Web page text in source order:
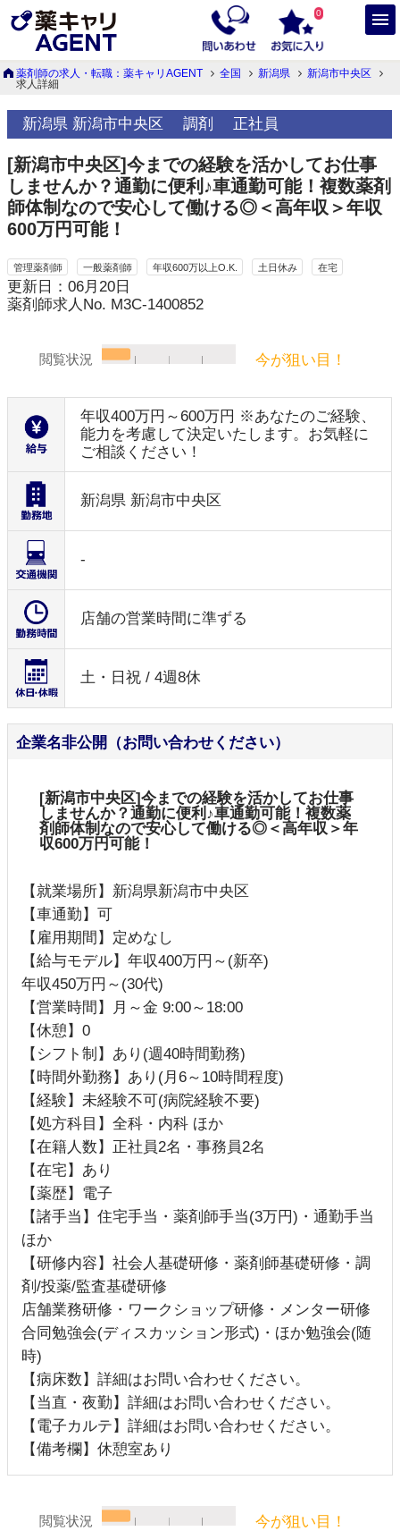
0
薬剤師の求人・転職：薬キャリAGENT 全国 新潟県
新潟市中央区
求人詳細
新潟県 新潟市中央区 調剤 正社員
[新潟市中央区]今までの経験を活かしてお仕事
しませんか？通勤に便利♪車通勤可能！複数薬剤
師体制なので安心して働ける◎＜高年収＞年収
600万円可能！
管理薬剤師 一般薬剤師 年収600万以上O.K. 土日休み 在宅
更新日：06月20日
薬剤師求人No. M3C-1400852
閲覧状況 今が狙い目！
年収400万円～600万円 ※あなたのご経験、
能力を考慮して決定いたします。お気軽に
ご相談ください！
新潟県 新潟市中央区
-
店舗の営業時間に準ずる
土・日祝 / 4週8休
企業名非公開（お問い合わせください）
[新潟市中央区]今までの経験を活かしてお仕事
しませんか？通勤に便利♪車通勤可能！複数薬
剤師体制なので安心して働ける◎＜高年収＞年
収600万円可能！
【就業場所】新潟県新潟市中央区
【車通勤】可
【雇用期間】定めなし
【給与モデル】年収400万円～(新卒)
年収450万円～(30代)
【営業時間】月～金 9:00～18:00
【休憩】0
【シフト制】あり(週40時間勤務)
【時間外勤務】あり(月6～10時間程度)
【経験】未経験不可(病院経験不要)
【処方科目】全科・内科 ほか
【在籍人数】正社員2名・事務員2名
【在宅】あり
【薬歴】電子
【諸手当】住宅手当・薬剤師手当(3万円)・通勤手当
ほか
【研修内容】社会人基礎研修・薬剤師基礎研修・調
剤/投薬/監査基礎研修
店舗業務研修・ワークショップ研修・メンター研修
合同勉強会(ディスカッション形式)・ほか勉強会(随
時)
【病床数】詳細はお問い合わせください。
【当直・夜勤】詳細はお問い合わせください。
【電子カルテ】詳細はお問い合わせください。
【備考欄】休憩室あり
閲覧状況 今が狙い目！